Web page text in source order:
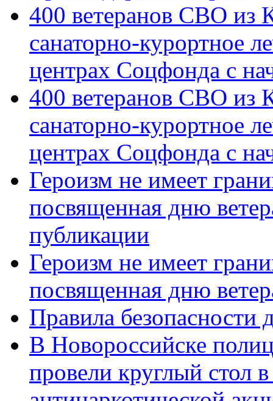
400 ветеранов СВО из
санаторно-курортное
центрах Соцфонда с
400 ветеранов СВО из
санаторно-курортное
центрах Соцфонда с
Героизм не имеет
посвященная дню
публикации
Героизм не имеет
посвященная дню
Правила безопасности
В Новороссийске
провели круглый стол